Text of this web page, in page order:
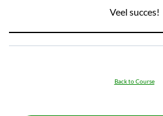
Veel succes!
Back to Course